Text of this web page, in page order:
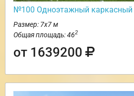
№100 Одноэтажный каркасный
Размер: 7х7 м
Общая площадь: 462
от 1639200